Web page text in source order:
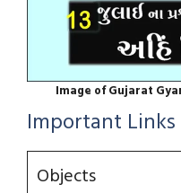
Image of Gujarat
Important Links
Objects